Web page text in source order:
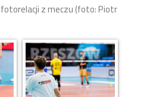
z meczu (foto: Piotr